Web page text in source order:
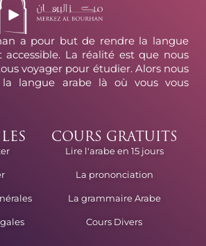
a pour but de rendre la langue
accessible. La réalité est que nous
voyager pour étudier. Alors nous
la langue arabe là où vous vous
COURS GRATUITS
Lire l'arabe en 15 jours
La prononciation
La grammaire Arabe
Cours Divers